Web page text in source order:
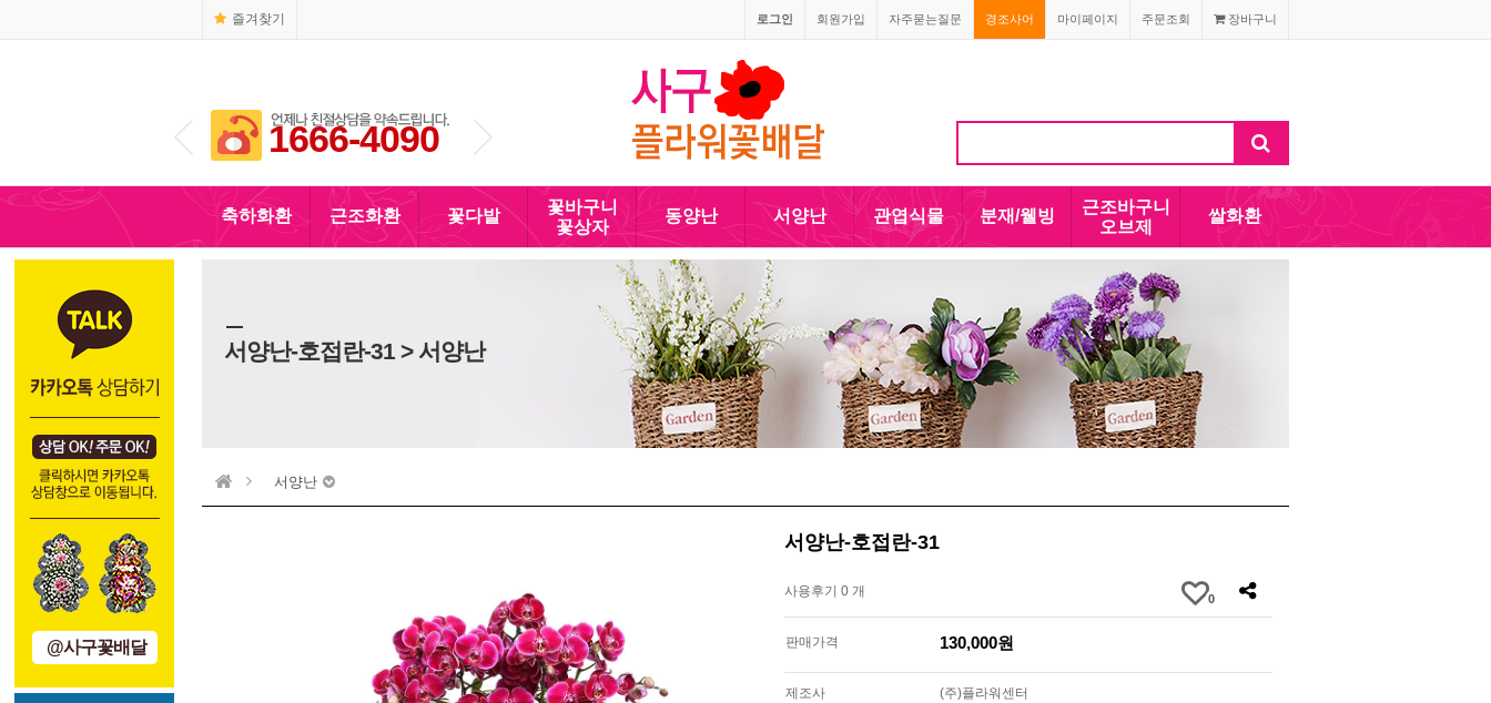
즐겨찾기 장바구니
주문조회
마이페이지
경조사어
자주묻는질문
회원가입
로그인
1666-4090 010-5110-4090
축하화환 근조화환 꽃다발
꽃바구니
꽃상자
동양난 서양난 관엽식물 분재/웰빙
근조바구니
오브제
쌀화환
@사구꽃배달
서양난-호접란-31 > 서양난
서양난
서양난-호접란-31
사용후기 0 개 0
판매가격 130,000원
제조사 (주)플라워센터